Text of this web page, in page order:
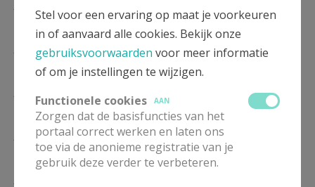
13/09
11.00 Eucharistie
08/11
11.00
11.00 Eucharistie
Stel voor een ervaring op maat je voorkeuren
in of aanvaard alle cookies. Bekijk onze
gebruiksvoorwaarden voor meer informatie
of om je instellingen te wijzigen.
Functionele cookies
AAN
Zorgen dat de basisfuncties van het
portaal correct werken en laten ons
toe via de anonieme registratie van je
gebruik deze verder te verbeteren.